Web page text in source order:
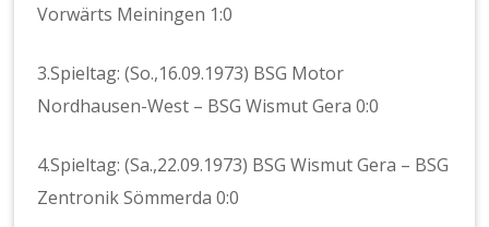
Vorwärts Meiningen 1:0
3.Spieltag: (So.,16.09.1973) BSG Motor
Nordhausen-West – BSG Wismut Gera 0:0
4.Spieltag: (Sa.,22.09.1973) BSG Wismut Gera – BSG
Zentronik Sömmerda 0:0